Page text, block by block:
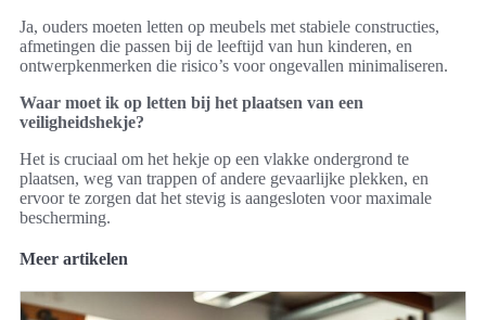
Ja, ouders moeten letten op meubels met stabiele constructies,
afmetingen die passen bij de leeftijd van hun kinderen, en
ontwerpkenmerken die risico’s voor ongevallen minimaliseren.
Waar moet ik op letten bij het plaatsen van een
veiligheidshekje?
Het is cruciaal om het hekje op een vlakke ondergrond te
plaatsen, weg van trappen of andere gevaarlijke plekken, en
ervoor te zorgen dat het stevig is aangesloten voor maximale
bescherming.
Meer artikelen